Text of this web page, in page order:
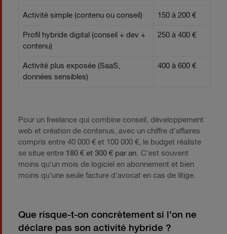
Activité simple (contenu ou conseil) 150 à 200 €
Profil hybride digital (conseil + dev +
contenu)
250 à 400 €
Activité plus exposée (SaaS,
données sensibles)
400 à 600 €
Pour un freelance qui combine conseil, développement
web et création de contenus, avec un chiffre d'affaires
compris entre 40 000 € et 100 000 €, le budget réaliste
se situe entre 180 € et 300 € par an . C'est souvent
moins qu'un mois de logiciel en abonnement et bien
moins qu'une seule facture d'avocat en cas de litige.
Que risque-t-on concrètement si l'on ne
déclare pas son activité hybride ?